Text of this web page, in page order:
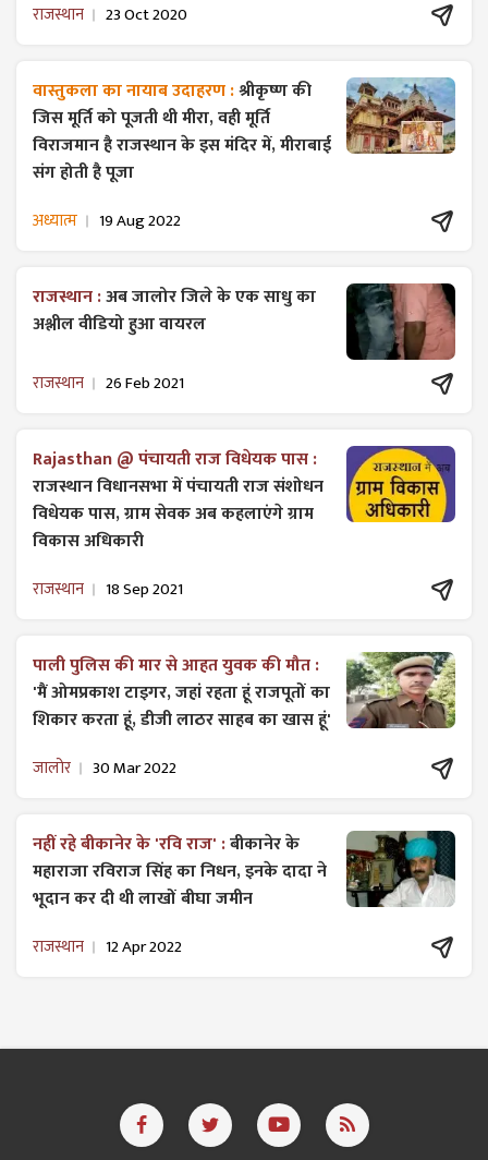
राजस्थान 23 Oct 2020
वास्तुकला का नायाब उदाहरण :श्रीकृष्ण की
जिस मूर्ति को पूजती थी मीरा, वही मूर्ति
विराजमान है राजस्थान के इस मंदिर में, मीराबाई
संग होती है पूजा
अध्यात्म 19 Aug 2022
राजस्थान :अब जालोर जिले के एक साधु का
अश्लील वीडियो हुआ वायरल
राजस्थान 26 Feb 2021
Rajasthan @ पंचायती राज विधेयक पास :
राजस्थान विधानसभा में पंचायती राज ​संशोधन
विधेयक पास, ग्राम सेवक अब कहलाएंगे ग्राम
विकास अधिकारी
राजस्थान 18 Sep 2021
पाली पुलिस की मार से आहत युवक की मौत :
'मैं ओमप्रकाश टाइगर, जहां रहता हूं राजपूतों का
शिकार करता हूं, डीजी लाठर साहब का खास हूं'
जालोर 30 Mar 2022
नहीं रहे बीकानेर के 'रवि राज' :बीकानेर के
महाराजा रविराज सिंह का निधन, इनके दादा ने
भूदान कर दी थी लाखों बीघा जमीन
राजस्थान 12 Apr 2022